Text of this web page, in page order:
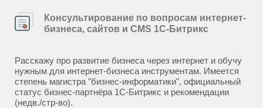
Консультирование по вопросам интернет-
бизнеса, сайтов и CMS 1С-Битрикс
Расскажу про развитие бизнеса через интернет и обучу
нужным для интернет-бизнеса инструментам. Имеется
степень магистра "бизнес-информатики", официальный
статус бизнес-партнёра 1С-Битрикс и рекомендации
(недв./стр-во).